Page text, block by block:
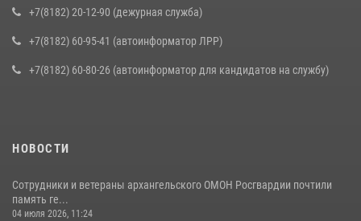
+7(8182) 20-12-90 (дежурная служба)
+7(8182) 60-95-41 (автоинформатор ЛРР)
+7(8182) 60-80-26 (автоинформатор для кандидатов на службу)
НОВОСТИ
Сотрудники и ветераны архангельского ОМОН Росгвардии почтили
память ге...
04 июля 2026, 11:24